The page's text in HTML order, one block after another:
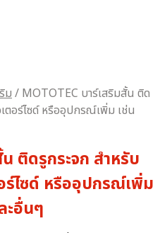
ม/ MOTOTEC บาร์เสริมสั้น ติด
อร์ไซด์ หรืออุปกรณ์เพิ่ม เช่น
ติดรูกระจก สำหรับ
ไซด์ หรืออุปกรณ์เพิ่ม
ะอื่นๆ